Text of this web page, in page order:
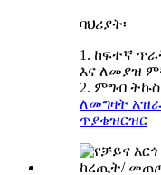
ባህሪያት፡
1. ከፍተኛ
እና ለመያዝ
2. ምግብ
ለመግዛት
ጥያቄዝርዝር